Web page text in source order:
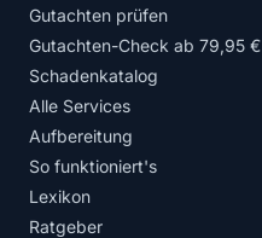
Gutachten prüfen
Gutachten-Check ab 79,95 €
Schadenkatalog
Alle Services
Aufbereitung
So funktioniert's
Lexikon
Ratgeber